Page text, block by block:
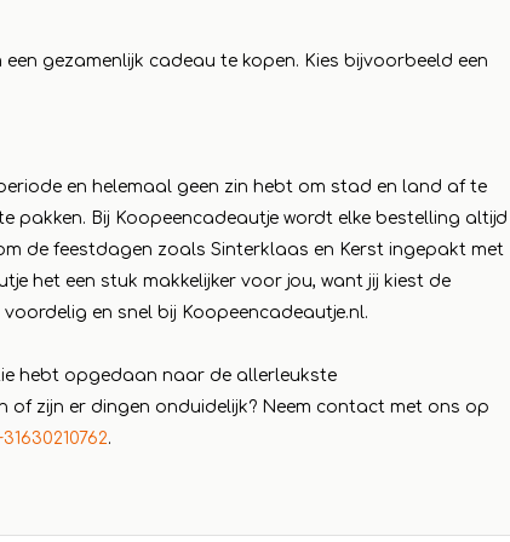
gezamenlijk cadeau te kopen. Kies bijvoorbeeld een
en helemaal geen zin hebt om stad en land af te
pakken. Bij Koopeencadeautje wordt elke bestelling altijd
de feestdagen zoals Sinterklaas en Kerst ingepakt met
het een stuk makkelijker voor jou, want jij kiest de
en snel bij Koopeencadeautje.nl.
hebt opgedaan naar de allerleukste
zijn er dingen onduidelijk? Neem contact met ons op
.